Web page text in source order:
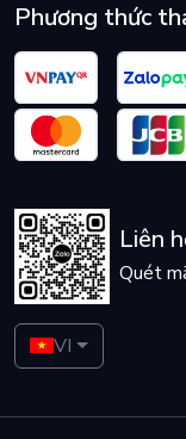
Phương thức
Liên
Quét
VI